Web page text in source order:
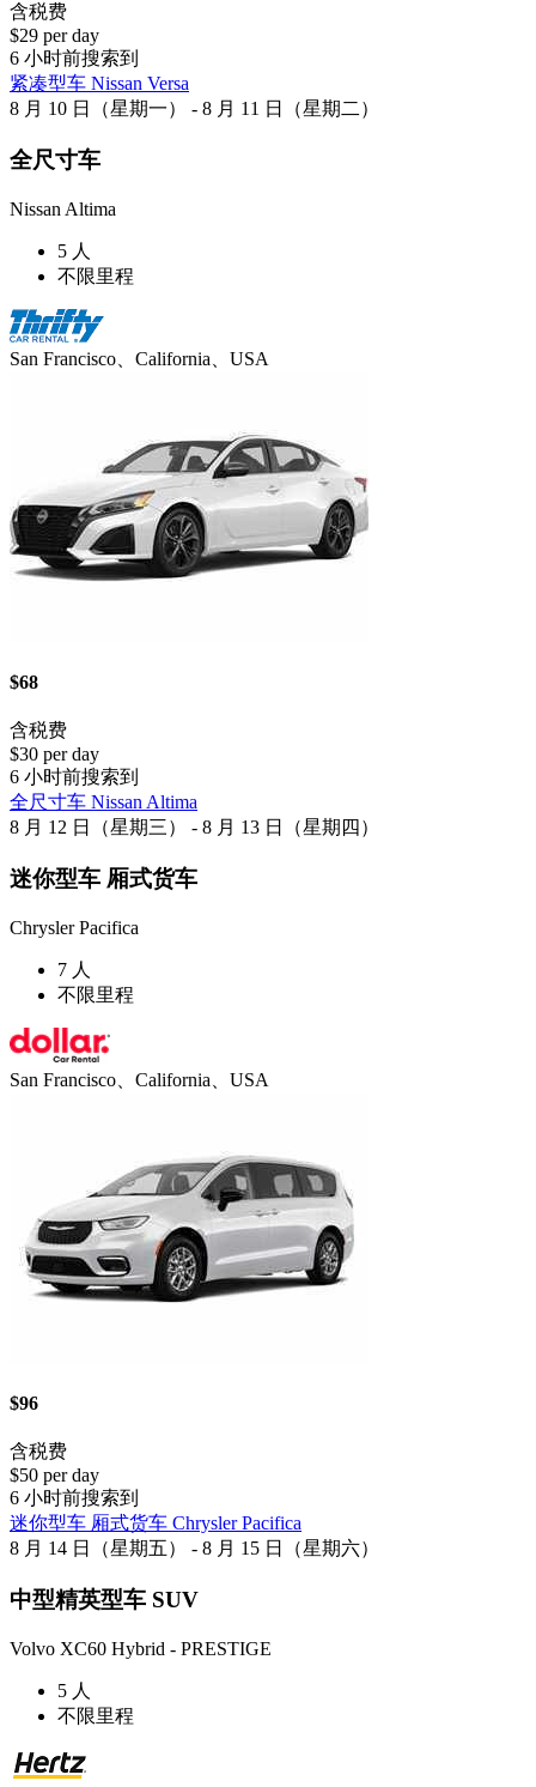
含税费
$29 per day
6 小时前搜索到
紧凑型车 Nissan Versa
8 月 10 日（星期一） - 8 月 11 日（星期二）
全尺寸车
Nissan Altima
5 人
不限里程
San Francisco、California、USA
$68
含税费
$30 per day
6 小时前搜索到
全尺寸车 Nissan Altima
8 月 12 日（星期三） - 8 月 13 日（星期四）
迷你型车 厢式货车
Chrysler Pacifica
7 人
不限里程
San Francisco、California、USA
$96
含税费
$50 per day
6 小时前搜索到
迷你型车 厢式货车 Chrysler Pacifica
8 月 14 日（星期五） - 8 月 15 日（星期六）
中型精英型车 SUV
Volvo XC60 Hybrid - PRESTIGE
5 人
不限里程